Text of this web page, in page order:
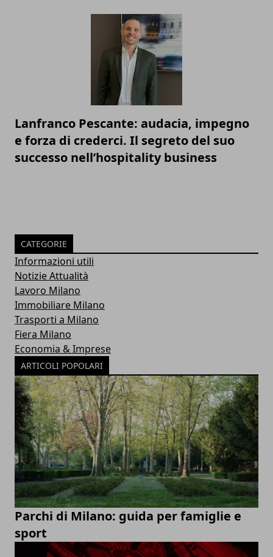
Lanfranco Pescante: audacia, impegno
e forza di crederci. Il segreto del suo
successo nell’hospitality business
CATEGORIE
Informazioni utili
Notizie Attualità
Lavoro Milano
Immobiliare Milano
Trasporti a Milano
Fiera Milano
Economia & Imprese
ARTICOLI POPOLARI
Parchi di Milano: guida per famiglie e
sport